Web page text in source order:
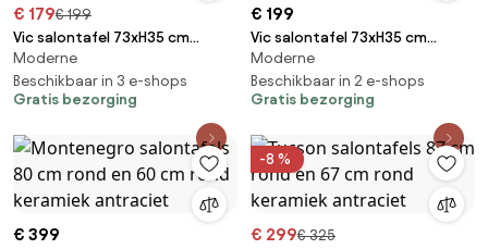
€ 179€ 199
Vic salontafel 73xH35 cm
printed ceramic latte Taste
4SO
Moderne
Beschikbaar in 3 e-shops
Gratis bezorging
€ 199
Vic salontafel 73xH35 cm
printed ceramic terre Taste
4SO
Moderne
Beschikbaar in 2 e-shops
Gratis bezorging
€ 399
-8 %
€ 299€ 325